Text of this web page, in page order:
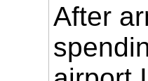
After